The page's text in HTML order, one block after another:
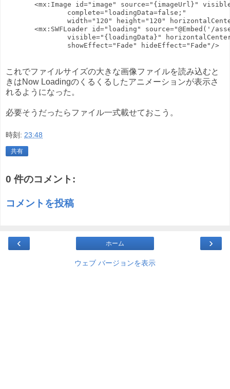
<mx:Image id="image" source="{imageUrl}"
               complete="loadingData=false;"
width="120" height="120"
<mx:SWFLoader id="loading" source="@Embed('/
visible="{loadingData}"
               showEffect="Fade" hideEffect="Fade"/>
これでファイルサイズの大きな画像ファイルを読み込むと
きはNow Loadingのくるくるしたアニメーションが表示さ
れるようになった。
必要そうだったらファイル一式載せておこう。
時刻: 23:48
共有
0 件のコメント:
コメントを投稿
‹ ›
ホーム
ウェブ バージョンを表示